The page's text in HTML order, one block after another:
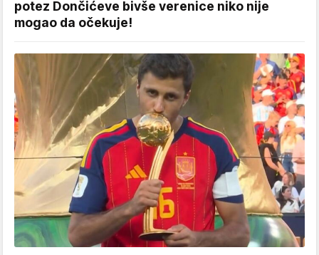
potez Dončićeve bivše verenice niko nije
mogao da očekuje!